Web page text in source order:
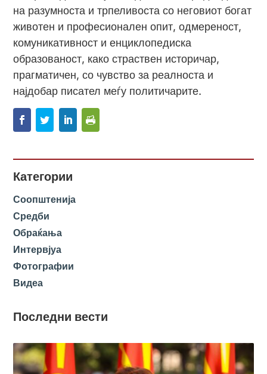
на разумноста и трпеливоста со неговиот богат
животен и професионален опит, одмереност,
комуникативност и енциклопедиска
образованост, како страствен историчар,
прагматичен, со чувство за реалноста и
најдобар писател меѓу политичарите.
Категории
Соопштенија
Средби
Обраќања
Интервјуа
Фотографии
Видеа
Последни вести